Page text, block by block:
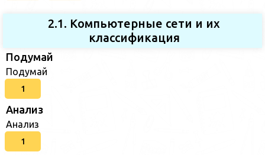
2.1. Компьютерные сети и их
классификация
Подумай
Подумай
1
Анализ
Анализ
1